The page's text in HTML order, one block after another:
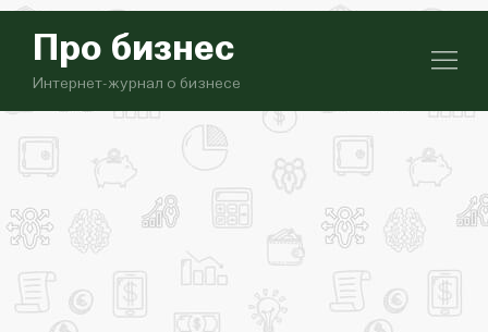
Про бизнес
Интернет-журнал о бизнесе